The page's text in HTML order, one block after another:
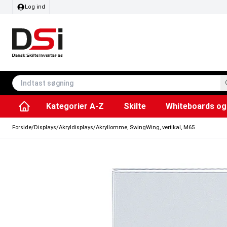
Log ind
Kategorier A-Z Skilte Whiteboards
Forside/Displays/Akryldisplays/Akryllomme, SwingWing, vertikal, M65